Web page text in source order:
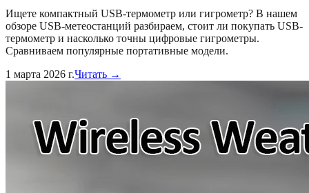
Ищете компактный USB-термометр или гигрометр? В нашем
обзоре USB-метеостанций разбираем, стоит ли покупать USB-
термометр и насколько точны цифровые гигрометры.
Сравниваем популярные портативные модели.
1 марта 2026 г.Читать →